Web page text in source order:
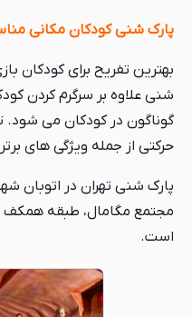
پارک شنی کودکان مکانی
بهترین تفریح برای کودکان
شنی علاوه بر سرگرم کردن
گوناگون در کودکان می
حرکتی از جمله ویژگی های
مجتمع مگامال، طبقه همکف
است.